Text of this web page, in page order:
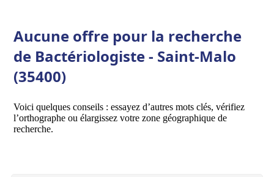
Aucune offre pour la recherche
de Bactériologiste - Saint-Malo
(35400)
Voici quelques conseils : essayez d’autres mots clés, vérifiez
l’orthographe ou élargissez votre zone géographique de
recherche.